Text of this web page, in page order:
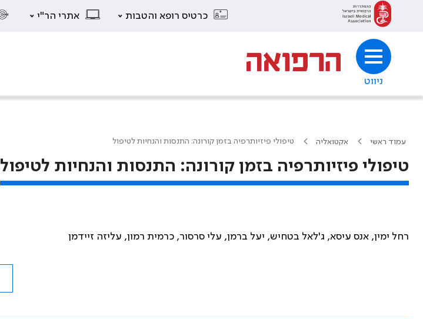
כרטיס רופא והטבות אתרי הר"י
ניווט
עמוד ראשי אקטואליה טיפולי פיזיותרפיה בזמן קורונה: התנסות והנחיות לטיפול
טיפולי פיזיותרפיה בזמן קורונה: התנסות והנחיות לטיפול
רחל ימין, אנס עיסא, ג'לאל בטחיש, יעל ברמן, עלי סרסור, כרמית רמון, עליזה זיידמן